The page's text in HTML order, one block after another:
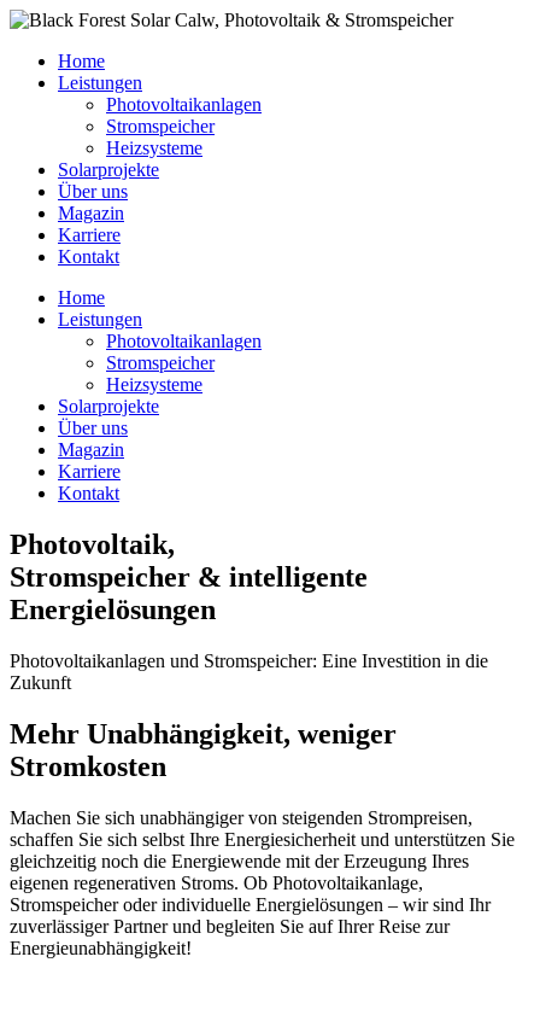
Home
Leistungen
Photovoltaikanlagen
Stromspeicher
Heizsysteme
Solarprojekte
Über uns
Magazin
Karriere
Kontakt
Home
Leistungen
Photovoltaikanlagen
Stromspeicher
Heizsysteme
Solarprojekte
Über uns
Magazin
Karriere
Kontakt
Photovoltaik,
Stromspeicher & intelligente
Energielösungen
Photovoltaikanlagen und Stromspeicher: Eine Investition in die
Zukunft
Mehr Unabhängigkeit, weniger
Stromkosten
Machen Sie sich unabhängiger von steigenden Strompreisen,
schaffen Sie sich selbst Ihre Energiesicherheit und unterstützen Sie
gleichzeitig noch die Energiewende mit der Erzeugung Ihres
eigenen regenerativen Stroms. Ob Photovoltaikanlage,
Stromspeicher oder individuelle Energielösungen – wir sind Ihr
zuverlässiger Partner und begleiten Sie auf Ihrer Reise zur
Energieunabhängigkeit!